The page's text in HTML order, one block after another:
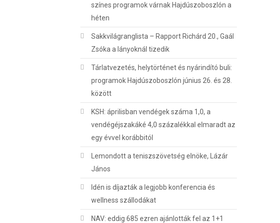
színes programok várnak Hajdúszoboszlón a
héten
Sakkvilágranglista – Rapport Richárd 20., Gaál
Zsóka a lányoknál tizedik
Tárlatvezetés, helytörténet és nyárindító buli:
programok Hajdúszoboszlón június 26. és 28.
között
KSH: áprilisban vendégek száma 1,0, a
vendégéjszakáké 4,0 százalékkal elmaradt az
egy évvel korábbitól
Lemondott a teniszszövetség elnöke, Lázár
János
Idén is díjazták a legjobb konferencia és
wellness szállodákat
NAV: eddig 685 ezren ajánlották fel az 1+1